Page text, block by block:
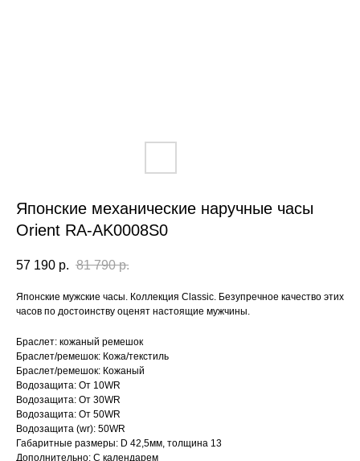
Японские механические наручные часы
Orient RA-AK0008S0
57 190 р. 81 790 р.
Японские мужские часы. Коллекция Classic. Безупречное качество этих
часов по достоинству оценят настоящие мужчины.
Браслет: кожаный ремешок
Браслет/ремешок: Кожа/текстиль
Браслет/ремешок: Кожаный
Водозащита: От 10WR
Водозащита: От 30WR
Водозащита: От 50WR
Водозащита (wr): 50WR
Габаритные размеры: D 42,5мм, толщина 13
Дополнительно: С календарем